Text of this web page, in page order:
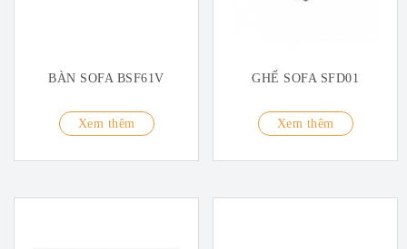
BÀN SOFA BSF61V
Xem thêm
GHẾ SOFA SFD01
Xem thêm